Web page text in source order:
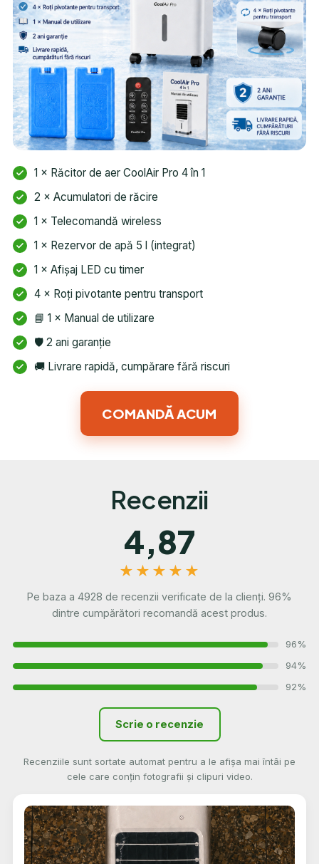
1 × Răcitor de aer CoolAir Pro 4 în 1
2 × Acumulatori de răcire
1 × Telecomandă wireless
1 × Rezervor de apă 5 l (integrat)
1 × Afișaj LED cu timer
4 × Roți pivotante pentru transport
📘 1 × Manual de utilizare
🛡️ 2 ani garanție
🚚 Livrare rapidă, cumpărare fără riscuri
COMANDĂ ACUM
Recenzii
4,87
★★★★★
Pe baza a 4928 de recenzii verificate de la clienți. 96%
dintre cumpărători recomandă acest produs.
96%
94%
92%
Scrie o recenzie
Recenziile sunt sortate automat pentru a le afișa mai întâi pe
cele care conțin fotografii și clipuri video.